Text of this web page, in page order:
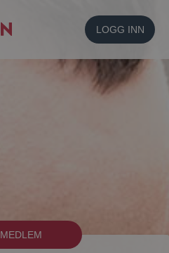
LOGG INN